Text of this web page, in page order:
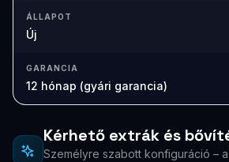
ÁLLAPOT
Új
GARANCIA
12 hónap (gyári garancia)
Kérhető extrák és
Személyre szabott konfiguráció –